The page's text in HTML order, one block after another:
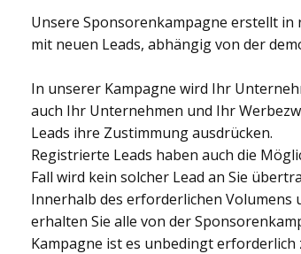
Unsere Sponsorenkampagne erstellt
mit neuen Leads, abhängig von der
In unserer Kampagne wird Ihr
auch Ihr Unternehmen und Ihr
Leads ihre Zustimmung ausdrücken.
Registrierte Leads haben auch die
Fall wird kein solcher Lead an Sie
Innerhalb des erforderlichen Volumens
erhalten Sie alle von der
Kampagne ist es unbedingt